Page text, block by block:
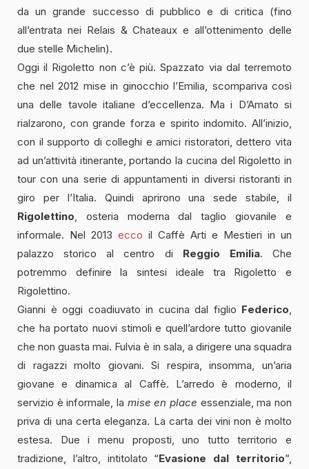
da un grande successo di pubblico e di critica (fino
all’entrata nei Relais & Chateaux e all’ottenimento delle
due stelle Michelin).
Oggi il Rigoletto non c’è più. Spazzato via dal terremoto
che nel 2012 mise in ginocchio l’Emilia, scompariva così
una delle tavole italiane d’eccellenza. Ma i D’Amato si
rialzarono, con grande forza e spirito indomito. All’inizio,
con il supporto di colleghi e amici ristoratori, dettero vita
ad un’attività itinerante, portando la cucina del Rigoletto in
tour con una serie di appuntamenti in diversi ristoranti in
giro per l’Italia. Quindi aprirono una sede stabile, il
Rigolettino , osteria moderna dal taglio giovanile e
informale. Nel 2013 ecco il Caffè Arti e Mestieri in un
palazzo storico al centro di Reggio Emilia. Che
potremmo definire la sintesi ideale tra Rigoletto e
Rigolettino.
Gianni è oggi coadiuvato in cucina dal figlio Federico
che ha portato nuovi stimoli e quell’ardore tutto giovanile
che non guasta mai. Fulvia è in sala, a dirigere una squadra
di ragazzi molto giovani. Si respira, insomma, un’aria
giovane e dinamica al Caffè. L’arredo è moderno, il
servizio è informale, la mise en place essenziale, ma non
priva di una certa eleganza. La carta dei vini non è molto
estesa. Due i menu proposti, uno tutto territorio e
tradizione, l’altro, intitolato “Evasione dal territorio”,